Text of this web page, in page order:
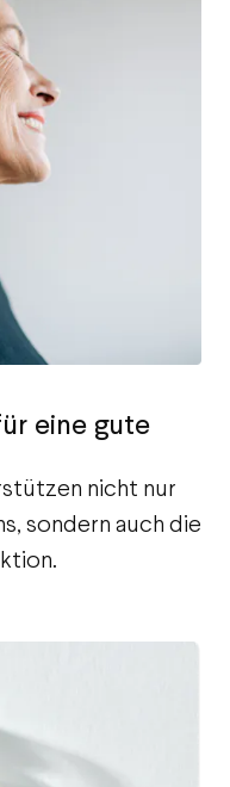
eine gute
nicht nur
sondern auch die